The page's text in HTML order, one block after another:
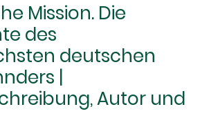
Mission. Die
des
deutschen
|
Autor und